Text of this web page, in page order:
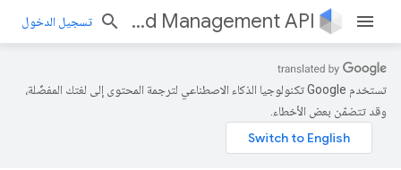
Android Management API تسجيل الدخول
تستخدم Google تكنولوجيا الذكاء الاصطناعي لترجمة المحتوى إلى لغتك المفضّلة،
وقد تتضمّن بعض الأخطاء.